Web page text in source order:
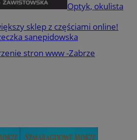
Optyk, okulista
sklep z częściami online!
sanepidowska
stron www -Zabrze